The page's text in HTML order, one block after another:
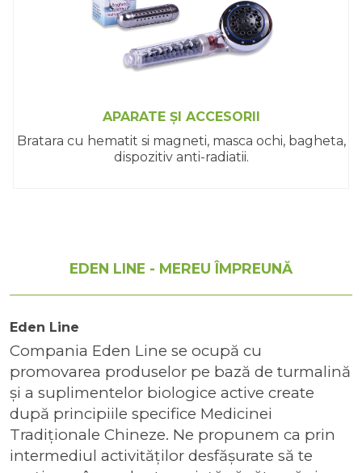
APARATE ȘI ACCESORII
Bratara cu hematit si magneti, masca ochi, bagheta,
dispozitiv anti-radiatii.
EDEN LINE - MEREU ÎMPREUNĂ
Eden Line
Compania Eden Line se ocupă cu
promovarea produselor pe bază de turmalină
și a suplimentelor biologice active create
după principiile specifice Medicinei
Tradiționale Chineze. Ne propunem ca prin
intermediul activităților desfășurate să te